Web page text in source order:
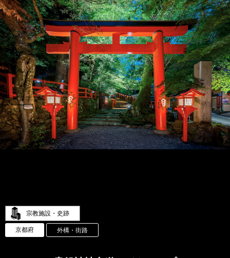
宗教施設・史跡
京都府
外構・街路